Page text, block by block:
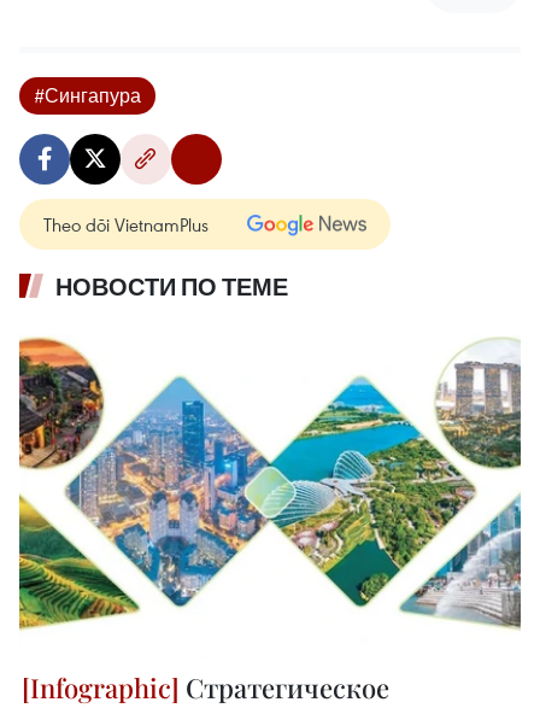
#Сингапура
Theo dõi VietnamPlus
НОВОСТИ ПО ТЕМЕ
Стратегическое